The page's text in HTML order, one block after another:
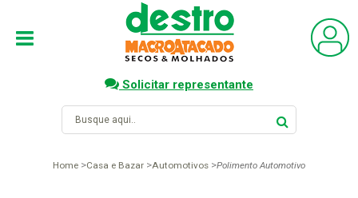
Solicitar representante
Home Casa e Bazar Automotivos Polimento Automotivo